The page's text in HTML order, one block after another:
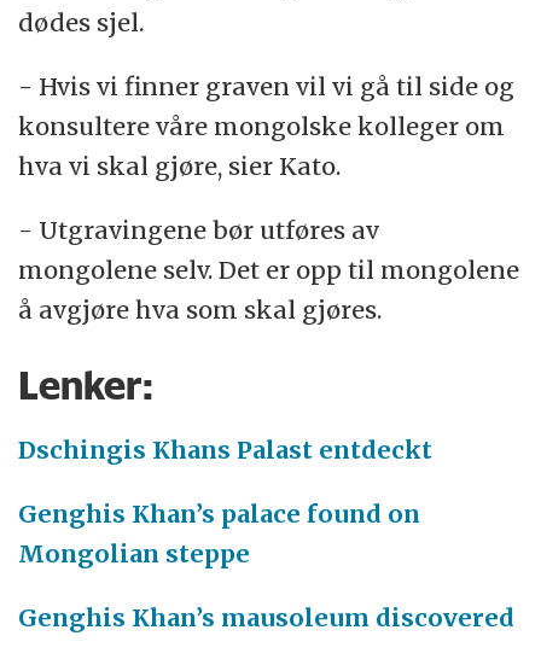
dødes sjel.
- Hvis vi finner graven vil vi gå til side og
konsultere våre mongolske kolleger om
hva vi skal gjøre, sier Kato.
- Utgravingene bør utføres av
mongolene selv. Det er opp til mongolene
å avgjøre hva som skal gjøres.
Lenker:
Dschingis Khans Palast entdeckt
Genghis Khan’s palace found on
Mongolian steppe
Genghis Khan’s mausoleum discovered